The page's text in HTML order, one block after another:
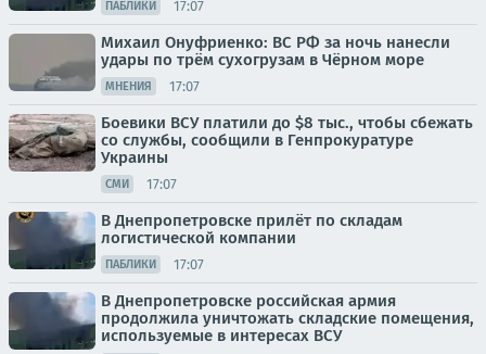
ПАБЛИКИ 17:07
Михаил Онуфриенко: ВС РФ за ночь нанесли
удары по трём сухогрузам в Чёрном море
МНЕНИЯ 17:07
Боевики ВСУ платили до $8 тыс., чтобы сбежать
со службы, сообщили в Генпрокуратуре
Украины
СМИ 17:07
В Днепропетровске прилёт по складам
логистической компании
ПАБЛИКИ 17:07
В Днепропетровске российская армия
продолжила уничтожать складские помещения,
используемые в интересах ВСУ